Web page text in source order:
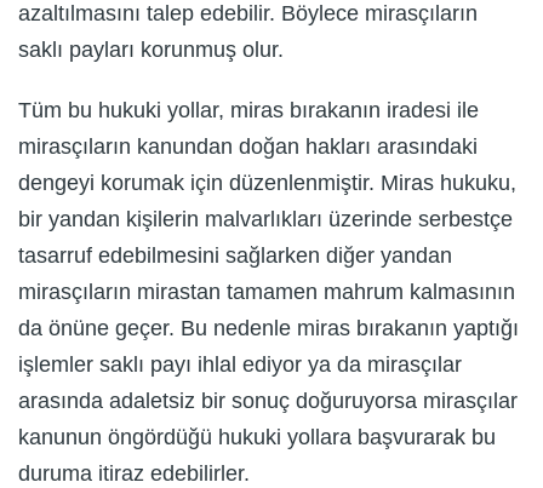
azaltılmasını talep edebilir. Böylece mirasçıların
saklı payları korunmuş olur.
Tüm bu hukuki yollar, miras bırakanın iradesi ile
mirasçıların kanundan doğan hakları arasındaki
dengeyi korumak için düzenlenmiştir. Miras hukuku,
bir yandan kişilerin malvarlıkları üzerinde serbestçe
tasarruf edebilmesini sağlarken diğer yandan
mirasçıların mirastan tamamen mahrum kalmasının
da önüne geçer. Bu nedenle miras bırakanın yaptığı
işlemler saklı payı ihlal ediyor ya da mirasçılar
arasında adaletsiz bir sonuç doğuruyorsa mirasçılar
kanunun öngördüğü hukuki yollara başvurarak bu
duruma itiraz edebilirler.